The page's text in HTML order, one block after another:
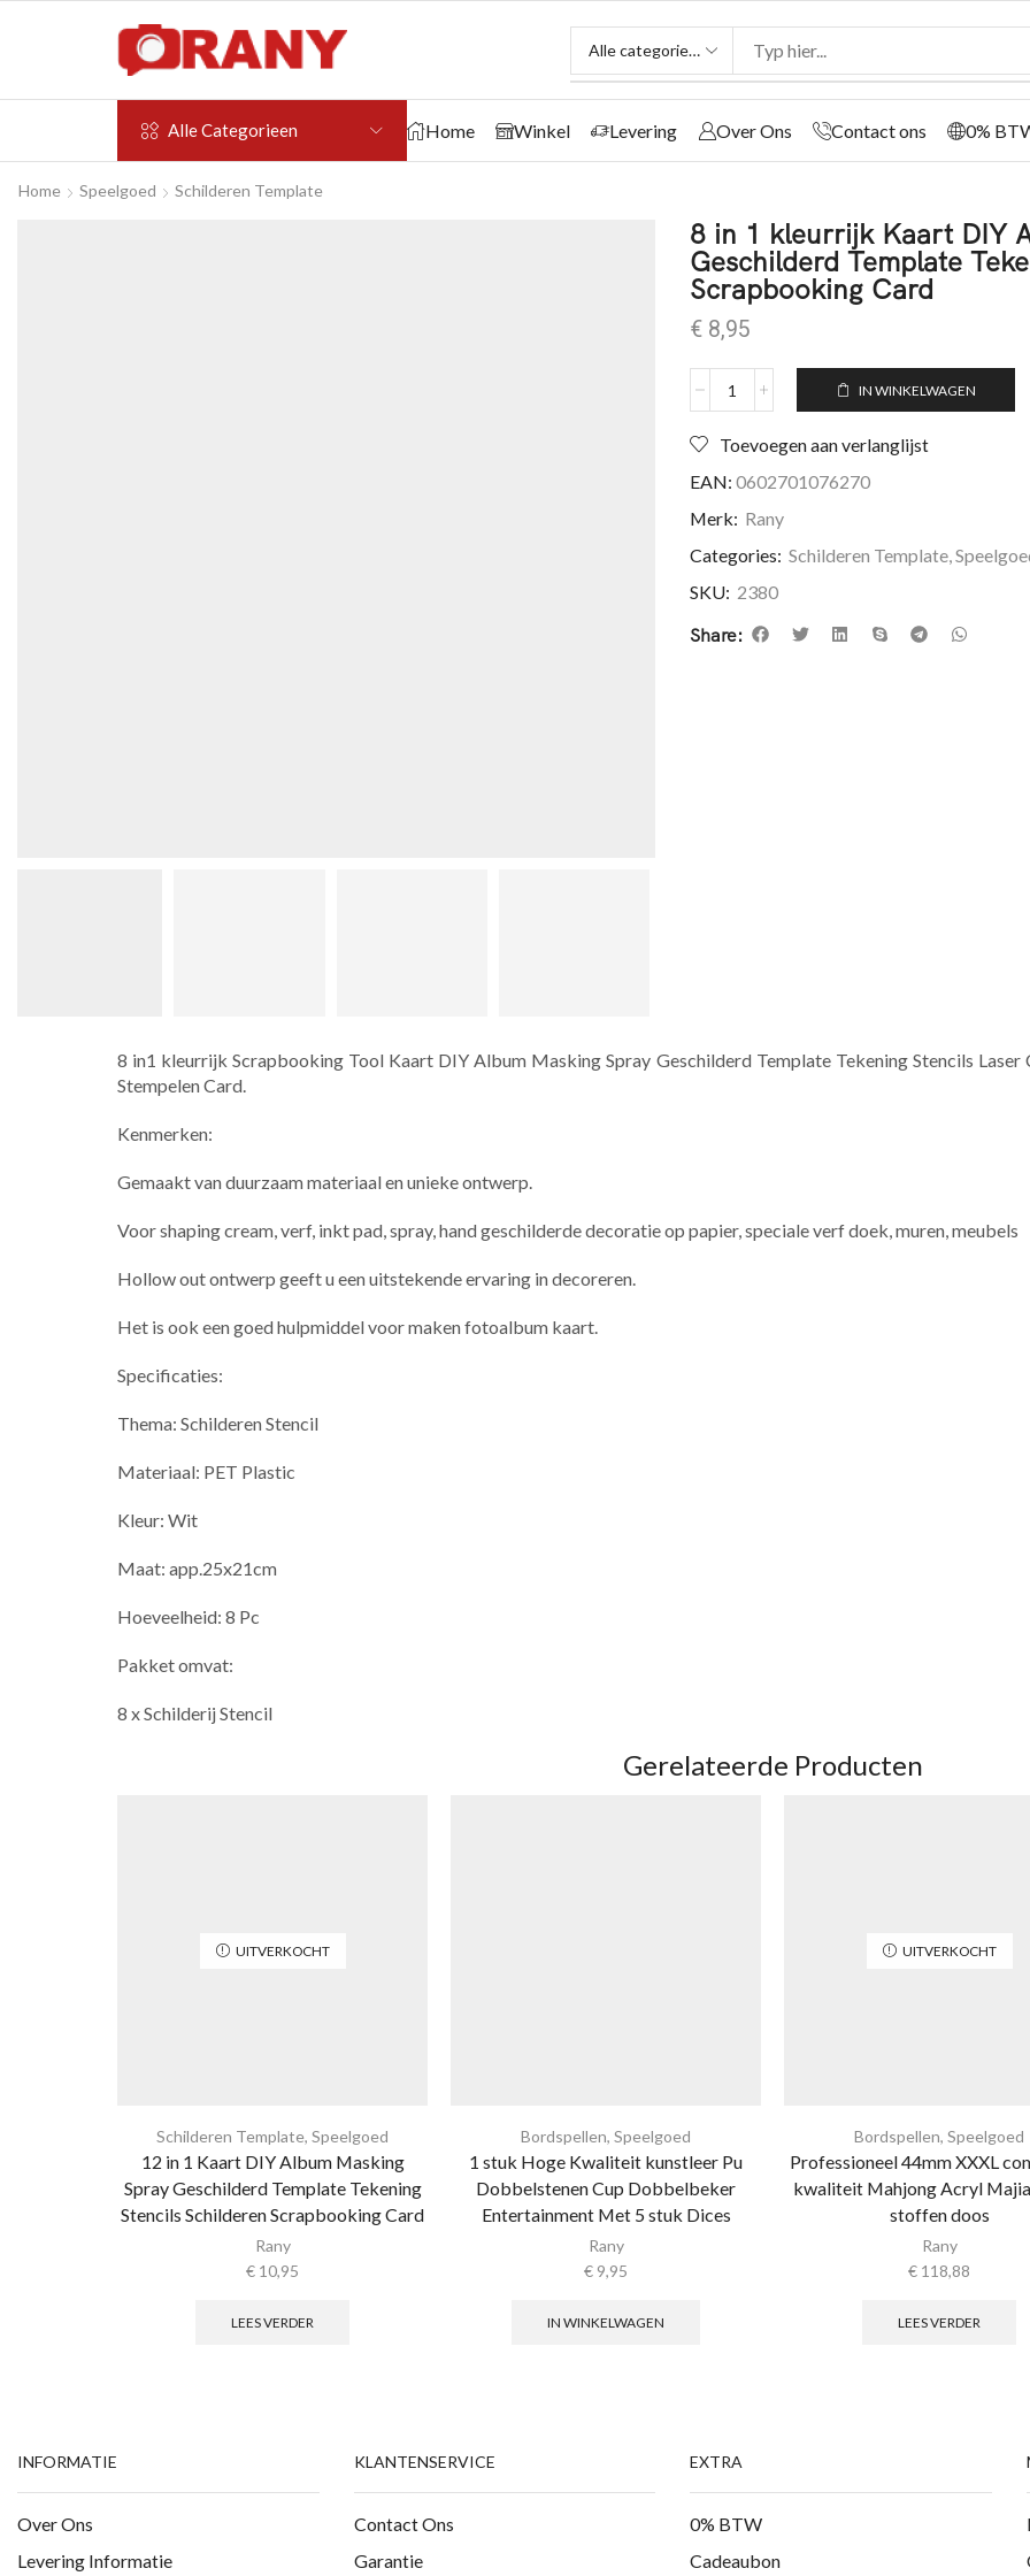
Alle Categorieen Home Winkel Levering Over Ons Contact ons 0%
Home Speelgoed Schilderen Template
8 in 1 kleurrijk Kaart DIY
Geschilderd Template
Scrapbooking Card
€ 8,95
IN WINKELWAGEN
Toevoegen aan verlanglijst
EAN: 0602701076270
Merk: Rany
Categories: Schilderen Template,
SKU: 2380
Share:
8 in1 kleurrijk Scrapbooking Tool Kaart DIY Album Masking Spray Geschilderd Template Tekening Stencils
Stempelen Card.
Kenmerken:
Gemaakt van duurzaam materiaal en unieke ontwerp.
Voor shaping cream, verf, inkt pad, spray, hand geschilderde decoratie op papier, speciale verf doek, muren, meubels
Hollow out ontwerp geeft u een uitstekende ervaring in decoreren.
Het is ook een goed hulpmiddel voor maken fotoalbum kaart.
Specificaties:
Thema: Schilderen Stencil
Materiaal: PET Plastic
Kleur: Wit
Maat: app.25x21cm
Hoeveelheid: 8 Pc
Pakket omvat:
8 x Schilderij Stencil
Gerelateerde Producten
UITVERKOCHT
Schilderen Template, Speelgoed
12 in 1 Kaart DIY Album Masking
Spray Geschilderd Template Tekening
Stencils Schilderen Scrapbooking Card
Rany
€ 10,95
LEES VERDER
Bordspellen, Speelgoed
1 stuk Hoge Kwaliteit kunstleer Pu
Dobbelstenen Cup Dobbelbeker
Entertainment Met 5 stuk Dices
Rany
€ 9,95
IN WINKELWAGEN
UITVERKOCHT
Bordspellen, Speelgoed
Professioneel 44mm XXXL
kwaliteit Mahjong Acryl
stoffen doos
Rany
€ 118,88
LEES VERDER
INFORMATIE
Over Ons
Levering Informatie
KLANTENSERVICE
Contact Ons
Garantie
EXTRA
0% BTW
Cadeaubon